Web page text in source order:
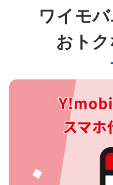
ワイモバ
おト